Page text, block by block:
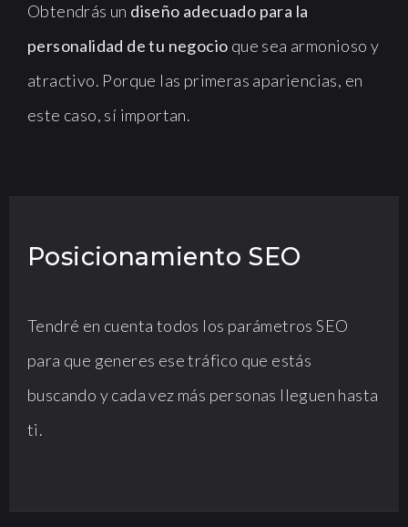
Obtendrás un diseño adecuado para la
personalidad de tu negocio que sea armonioso y
atractivo. Porque las primeras apariencias, en
este caso, sí importan.
Posicionamiento SEO
Tendré en cuenta todos los parámetros SEO
para que generes ese tráfico que estás
buscando y cada vez más personas lleguen hasta
ti.